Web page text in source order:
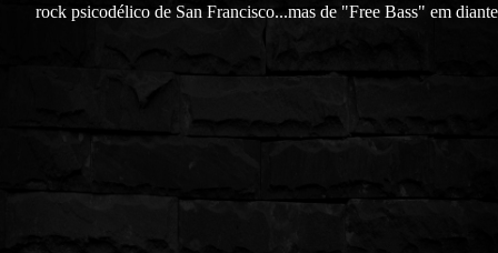
rock psicodélico de San Francisco...mas de "Free Bass" em